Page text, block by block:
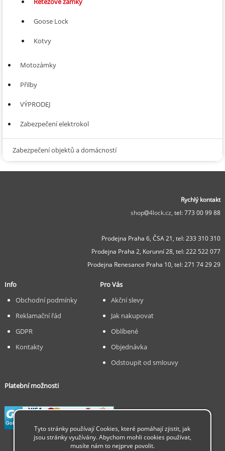
Goose Lock
Kotvy
Motozámky
Přilby
VÝPRODEJ
Zabezpečení elektrokol
Zabezpečení objektů a domácností
Rychlý kontakt
shop
4lock.cz, tel: 773 00 99 88
Prodejna Praha 6, ČSA 21, tel: 233 310 310
Prodejna Praha 2, Korunní 28, tel: 222 522 077
Prodejna Renesance Praha 10, tel: 271 74 29 29
Info
Obchodní podmínky
Reklamační řád
GDPR
Kontakty
Pro Vás
Akční slevy
Jak nakupovat
Oblíbené
Objednávka
Odstoupit od smlouvy
Platební možnosti
Tyto stránky používají Cookies, které pomáhají zjistit, jak
jsou stránky využívány. Abychom mohli cookies používat,
musíte nám to nejprve povolit.